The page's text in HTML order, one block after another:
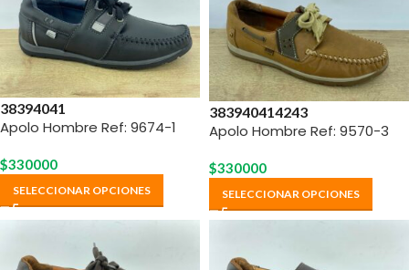
38394041
Apolo Hombre Ref: 9674-1
$330000
SELECCIONAR OPCIONES
383940414243
Apolo Hombre Ref: 9570-3
$330000
SELECCIONAR OPCIONES